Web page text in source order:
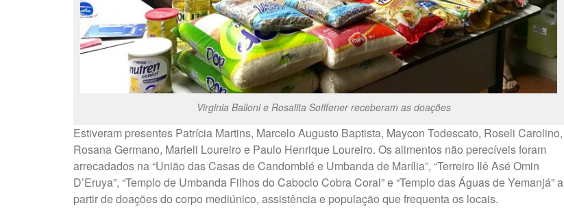
Virginia Balloni e Rosalita Sofffener receberam as doações
Estiveram presentes Patrícia Martins, Marcelo Augusto Baptista, Maycon Todescato, Roseli Carolino,
Rosana Germano, Marieli Loureiro e Paulo Henrique Loureiro. Os alimentos não perecíveis foram
arrecadados na “União das Casas de Candomblé e Umbanda de Marília”, “Terreiro Ilê Asé Omin
D’Eruya”, “Templo de Umbanda Filhos do Caboclo Cobra Coral” e “Templo das Águas de Yemanjá” a
partir de doações do corpo mediúnico, assistência e população que frequenta os locais.